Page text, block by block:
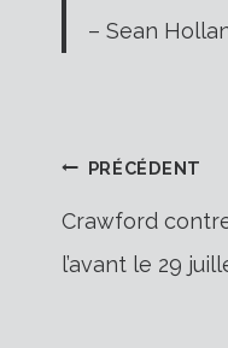
– Sean
PRÉCÉDENT
Crawford
l’avant le 29